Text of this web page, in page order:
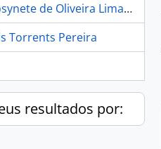
Maria Rosynete de Oliveira Lima- PDDC
Torrents Pereira
resultados por: